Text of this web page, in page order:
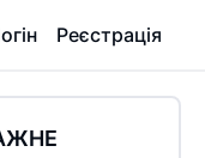
Реєстрація